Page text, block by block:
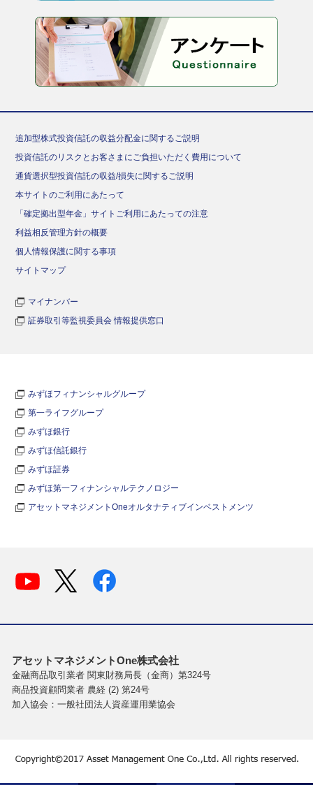
追加型株式投資信託の収益分配金に関するご説明
投資信託のリスクとお客さまにご負担いただく費用について
通貨選択型投資信託の収益/損失に関するご説明
本サイトのご利用にあたって
「確定拠出型年金」サイトご利用にあたっての注意
利益相反管理方針の概要
個人情報保護に関する事項
サイトマップ
マイナンバー
証券取引等監視委員会 情報提供窓口
みずほフィナンシャルグループ
第一ライフグループ
みずほ銀行
みずほ信託銀行
みずほ証券
みずほ第一フィナンシャルテクノロジー
アセットマネジメントOneオルタナティブインベストメンツ
アセットマネジメントOne株式会社
金融商品取引業者 関東財務局長（金商）第324号
商品投資顧問業者 農経 (2) 第24号
加入協会：一般社団法人資産運用業協会